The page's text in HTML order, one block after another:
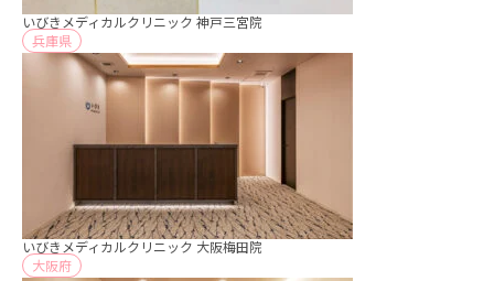
いびきメディカルクリニック 神戸三宮院
兵庫県
いびきメディカルクリニック 大阪梅田院
大阪府